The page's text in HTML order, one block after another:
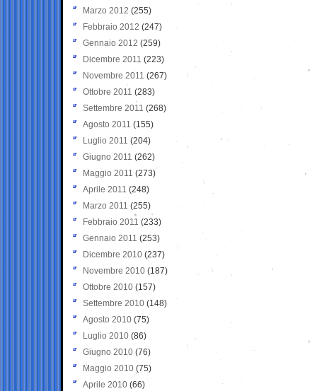
Marzo 2012 (255)
Febbraio 2012 (247)
Gennaio 2012 (259)
Dicembre 2011 (223)
Novembre 2011 (267)
Ottobre 2011 (283)
Settembre 2011 (268)
Agosto 2011 (155)
Luglio 2011 (204)
Giugno 2011 (262)
Maggio 2011 (273)
Aprile 2011 (248)
Marzo 2011 (255)
Febbraio 2011 (233)
Gennaio 2011 (253)
Dicembre 2010 (237)
Novembre 2010 (187)
Ottobre 2010 (157)
Settembre 2010 (148)
Agosto 2010 (75)
Luglio 2010 (86)
Giugno 2010 (76)
Maggio 2010 (75)
Aprile 2010 (66)